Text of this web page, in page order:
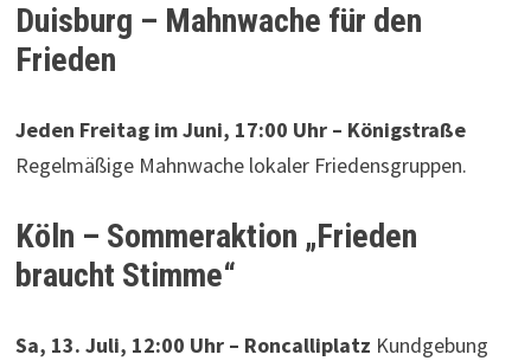
Duisburg – Mahnwache für den
Frieden
Jeden Freitag im Juni, 17:00 Uhr – Königstraße
Regelmäßige Mahnwache lokaler Friedensgruppen.
Köln – Sommeraktion „Frieden
braucht Stimme“
Sa, 13. Juli, 12:00 Uhr – Roncalliplatz Kundgebung